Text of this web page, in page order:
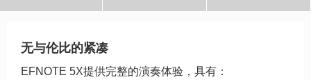
无与伦比的紧凑
EFNOTE 5X提供完整的演奏体验，具有：